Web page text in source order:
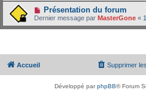
Présentation du forum
Dernier message par MasterGone «
Accueil Supprimer
Développé parphpBB® Forum